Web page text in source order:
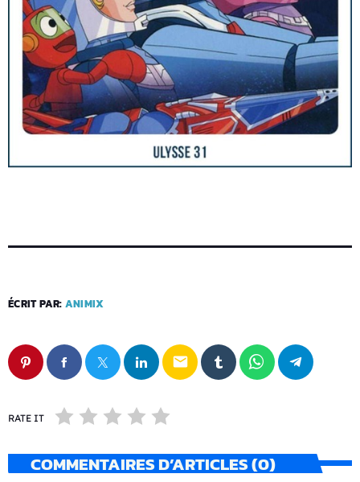
ÉCRIT PAR: ANIMIX
email
RATE IT
COMMENTAIRES D’ARTICLES (0)